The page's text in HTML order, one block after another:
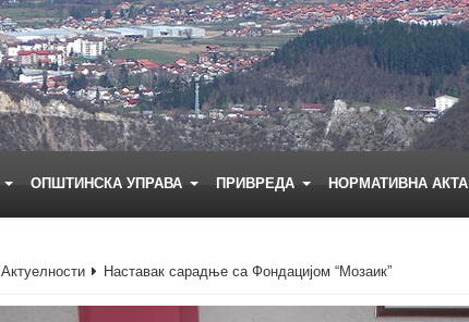
ОПШТИНСКА УПРАВА ПРИВРЕДА НОРМАТИВНА АКТА
Актуелности Наставак сарадње са Фондацијом “Мозаик”